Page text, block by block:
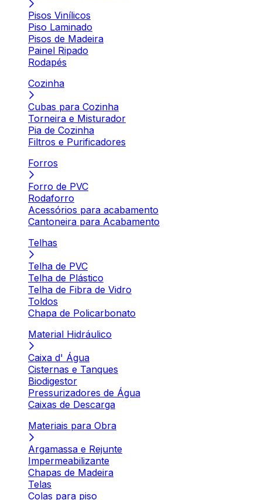
Pisos Vinílicos
Piso Laminado
Pisos de Madeira
Painel Ripado
Rodapés
Cozinha
Cubas para Cozinha
Torneira e Misturador
Pia de Cozinha
Filtros e Purificadores
Forros
Forro de PVC
Rodaforro
Acessórios para acabamento
Cantoneira para Acabamento
Telhas
Telha de PVC
Telha de Plástico
Telha de Fibra de Vidro
Toldos
Chapa de Policarbonato
Material Hidráulico
Caixa d' Água
Cisternas e Tanques
Biodigestor
Pressurizadores de Água
Caixas de Descarga
Materiais para Obra
Argamassa e Rejunte
Impermeabilizante
Chapas de Madeira
Telas
Colas para piso